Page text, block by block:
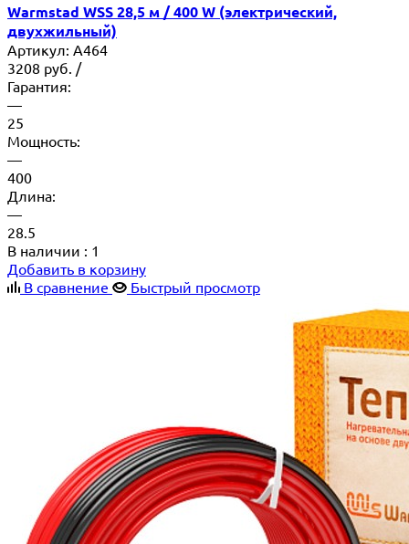
Warmstad WSS 28,5 м / 400 W (электрический,
двухжильный)
Артикул: A464
3208 руб. /
Гарантия:
—
25
Мощность:
—
400
Длина:
—
28.5
В наличии : 1
Добавить в корзину
В сравнение
Быстрый просмотр